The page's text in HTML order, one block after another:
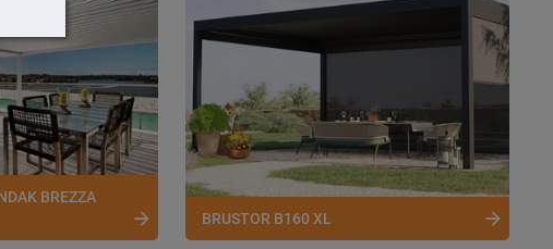
BREZZA
BRUSTOR B160 XL